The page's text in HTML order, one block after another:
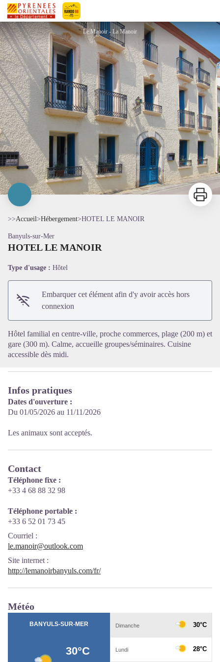
Pyrénées-Orientales Le Département
HOTEL LE MANOIR
Le Manoir - La Manoir
Imprimer
>>Accueil>Hébergement>HOTEL LE MANOIR
Banyuls-sur-Mer
HOTEL LE MANOIR
Type d'usage : Hôtel
Embarquer cet élément afin d'y avoir accès hors
connexion
Hôtel familial en centre-ville, proche commerces, plage (200 m) et
gare (300 m). Calme, accueille groupes/séminaires. Cuisine
accessible dès midi.
Infos pratiques
Dates d'ouverture :
Du 01/05/2026 au 11/11/2026
Les animaux sont acceptés.
Contact
Téléphone fixe :
+33 4 68 88 32 98
Téléphone portable :
+33 6 52 01 73 45
Courriel :
le.manoir@outlook.com
Site internet :
http://lemanoirbanyuls.com/fr/
Météo